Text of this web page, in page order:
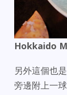
Hokkaido
另外這個也
旁邊附上一